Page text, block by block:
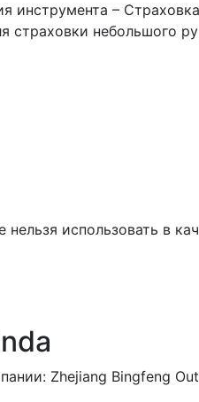
инструмента –
страховки небольшого
использовать в
Zhejiang Bingfeng